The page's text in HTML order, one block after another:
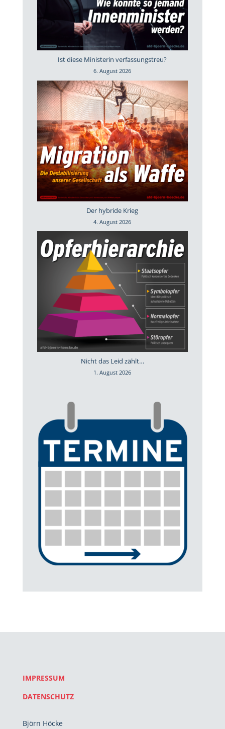
Ist diese Ministerin verfassungstreu?
6. August 2026
Der hybride Krieg
4. August 2026
Nicht das Leid zählt…
1. August 2026
IMPRESSUM
DATENSCHUTZ
Björn Höcke